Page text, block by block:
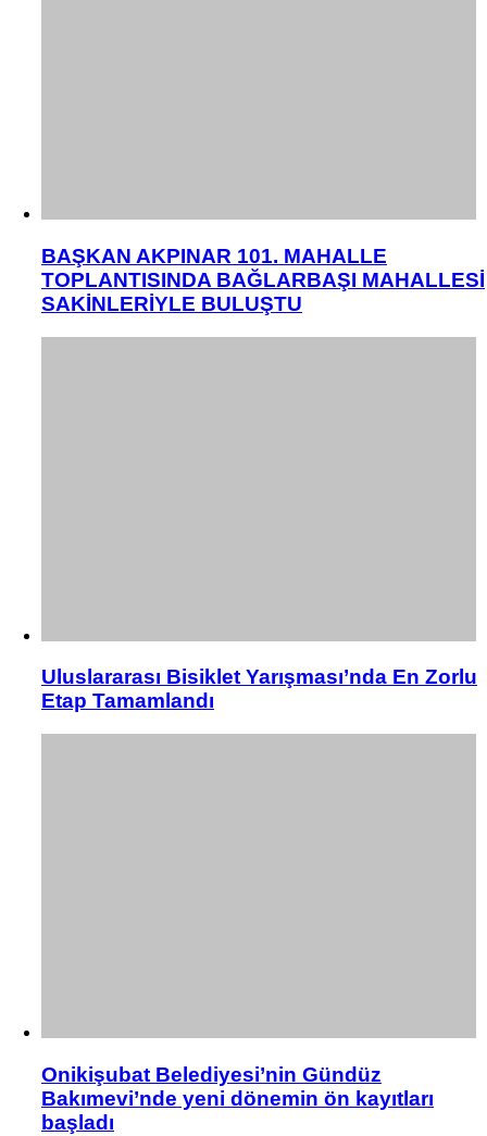
BAŞKAN AKPINAR 101. MAHALLE
TOPLANTISINDA BAĞLARBAŞI MAHALLESİ
SAKİNLERİYLE BULUŞTU
Uluslararası Bisiklet Yarışması’nda En Zorlu
Etap Tamamlandı
Onikişubat Belediyesi’nin Gündüz
Bakımevi’nde yeni dönemin ön kayıtları
başladı